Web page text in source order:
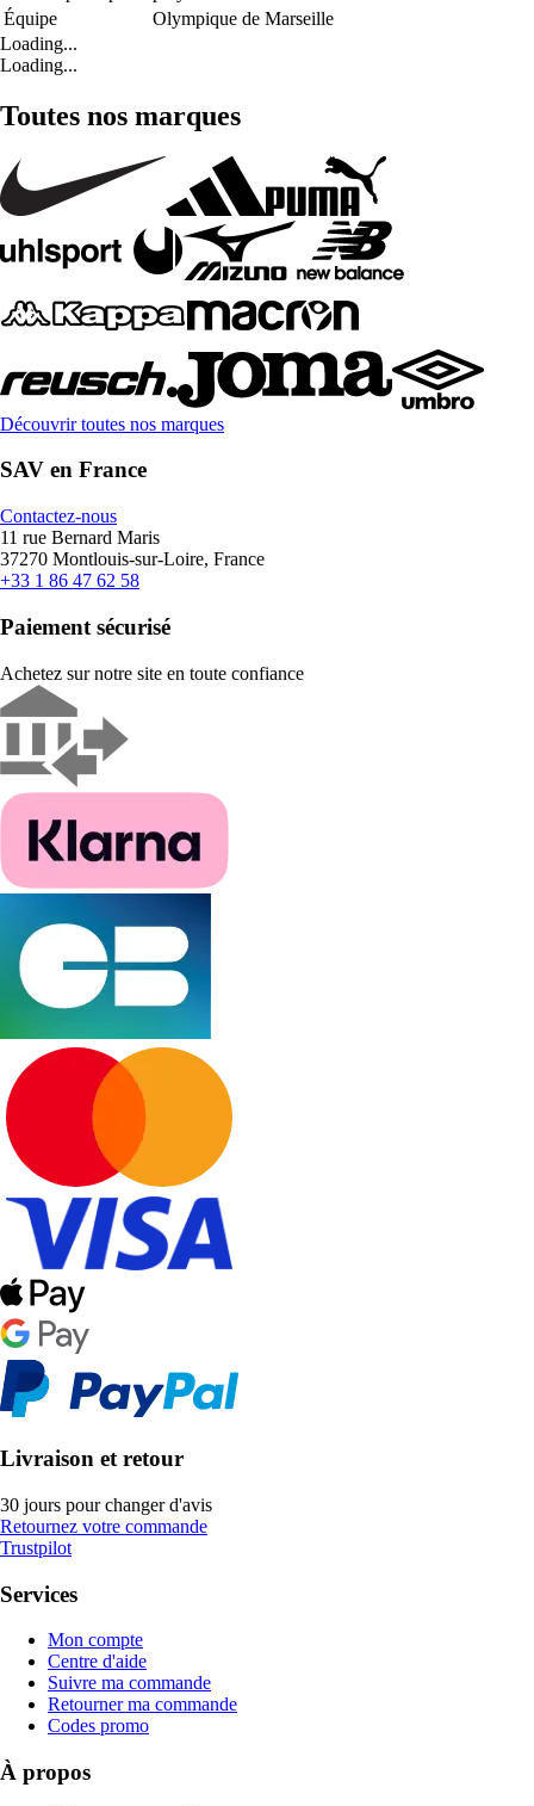
Équipe
Olympique de Marseille
Loading...
Loading...
Toutes nos marques
Découvrir toutes nos marques
SAV en France
Contactez-nous
11 rue Bernard Maris
37270 Montlouis-sur-Loire, France
+33 1 86 47 62 58
Paiement sécurisé
Achetez sur notre site en toute confiance
Livraison et retour
30 jours pour changer d'avis
Retournez votre commande
Trustpilot
Services
Mon compte
Centre d'aide
Suivre ma commande
Retourner ma commande
Codes promo
À propos